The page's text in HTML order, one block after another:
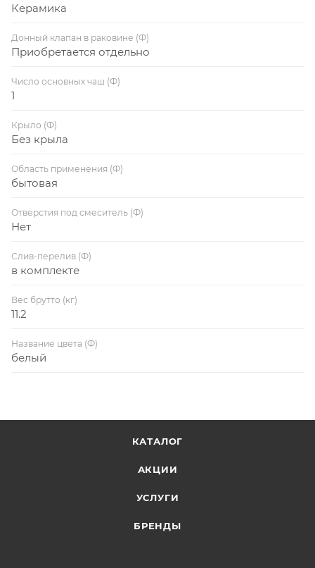
Керамика
Донный клапан в раковине (Ф)
Приобретается отдельно
Число основных чаш (Ф)
1
Крыло (Ф)
Без крыла
Область применения (Ф)
бытовая
Отверстия под смеситель (Ф)
Нет
Слив-перелив (Ф)
в комплекте
Вес брутто (кг)
11.2
Название цвета (Ф)
белый
КАТАЛОГ
АКЦИИ
УСЛУГИ
БРЕНДЫ